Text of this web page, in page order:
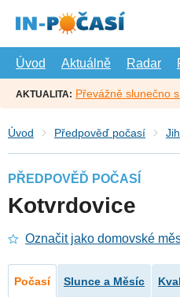
hlavní
Úvod
Aktuálně Radar
AKTUALITA: Převážně slunečno
Úvod Předpověď počasí
PŘEDPOVĚĎ POČASÍ
Kotvrdovice
Označit jako domovské
Počasí Slunce a Měsíc